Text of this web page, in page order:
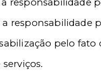
responsabilidade
pelo fato